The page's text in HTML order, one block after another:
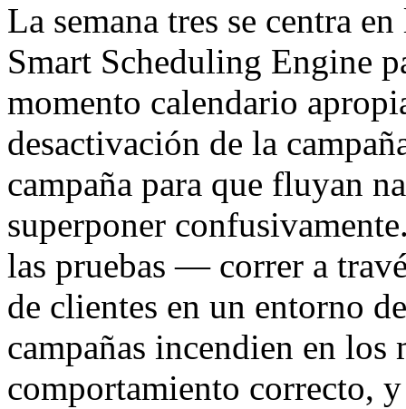
La semana tres se centra
Smart Scheduling Engine
momento calendario
desactivación de la
campaña para que fluyan
superponer
las pruebas — correr a
de clientes en un entorno
campañas incendien en
comportamiento correcto,